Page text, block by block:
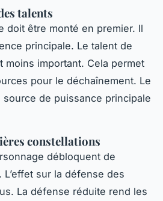
talents
doit être monté en premier. Il
principale. Le talent de
moins important. Cela permet
pour le déchaînement. Le
de puissance principale
constellations
débloquent de
sur la défense des
La défense réduite rend les